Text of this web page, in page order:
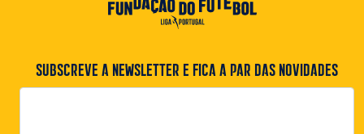
SUBSCREVE A NEWSLETTER E FICA A PAR DAS NOVIDADES